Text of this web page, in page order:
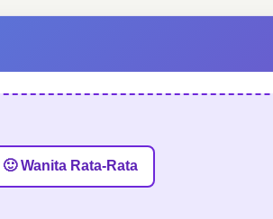
🙂 Wanita Rata-Rata